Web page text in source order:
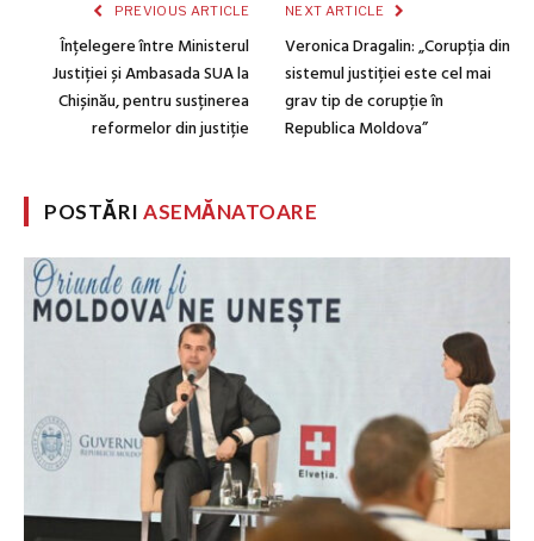
PREVIOUS ARTICLE
Înțelegere între Ministerul
Justiției și Ambasada SUA la
Chișinău, pentru susținerea
reformelor din justiție
NEXT ARTICLE
Veronica Dragalin: „Corupția din
sistemul justiției este cel mai
grav tip de corupție în
Republica Moldova”
POSTĂRIASEMĂNATOARE